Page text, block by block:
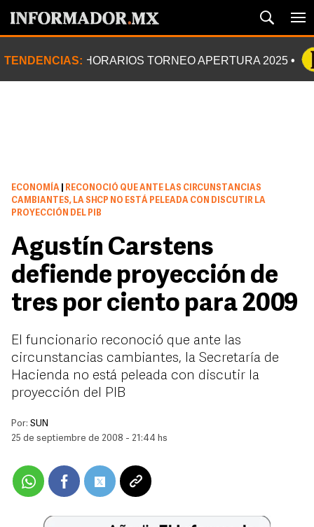
TENDENCIAS: HORARIOS TORNEO APERTURA 2025
ECONOMÍA
RECONOCIÓ QUE ANTE LAS CIRCUNSTANCIAS
CAMBIANTES, LA SHCP NO ESTÁ PELEADA CON DISCUTIR LA
PROYECCIÓN DEL PIB
Agustín Carstens
defiende proyección de
tres por ciento para 2009
El funcionario reconoció que ante las
circunstancias cambiantes, la Secretaría de
Hacienda no está peleada con discutir la
proyección del PIB
Por: SUN
25 de septiembre de 2008 - 21:44 hs